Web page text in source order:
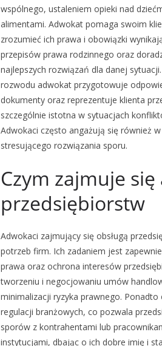
wspólnego, ustaleniem opieki nad
alimentami. Adwokat pomaga swoim
zrozumieć ich prawa i obowiązki
przepisów prawa rodzinnego oraz
najlepszych rozwiązań dla danej
rozwodu adwokat przygotowuje
dokumenty oraz reprezentuje klienta
szczególnie istotna w sytuacjach
Adwokaci często angażują się również
stresującego rozwiązania sporu.
Czym zajmuje
przedsiębiorstw
Adwokaci zajmujący się obsługą
potrzeb firm. Ich zadaniem jest
prawa oraz ochrona interesów
tworzeniu i negocjowaniu umów
minimalizacji ryzyka prawnego.
regulacji branżowych, co pozwala
sporów z kontrahentami lub
instytucjami, dbając o ich dobre imię i